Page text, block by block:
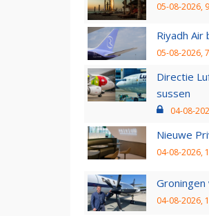
05-08-2026,
Riyadh
05-08-2026,
Directie
sussen
04-08-
Nieuwe
04-08-2026,
04-08-2026,